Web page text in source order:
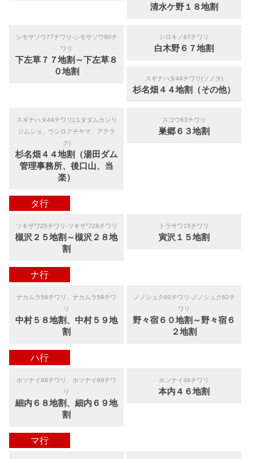
清水ケ野１８地割
シモサソウ77チワリ-シモサソウ80チ
ワリ
下左草７７地割～下左草８
０地割
シロキノ67チワリ
白木野６７地割
スギナハタ44チワリ(ソノタ)
杉名畑４４地割（その他）
スギナハタ44チワリ(ユダダムカンリ
ジムショ、ウシログチヤマ、アテラ
ク)
杉名畑４４地割（湯田ダム
管理事務所、後口山、当
楽）
スゴウ63チワリ
巣郷６３地割
タ行
ツキザワ25チワリ-ツキザワ28チワリ
槻沢２５地割～槻沢２８地
割
トラサワ15チワリ
寅沢１５地割
ナ行
ナカムラ58チワリ、ナカムラ59チワ
リ
中村５８地割、中村５９地
割
ノノシュク60チワリ-ノノシュク62チ
ワリ
野々宿６０地割～野々宿６
２地割
ハ行
ホソナイ68チワリ、ホソナイ69チワ
リ
細内６８地割、細内６９地
割
ホンナイ46チワリ
本内４６地割
マ行